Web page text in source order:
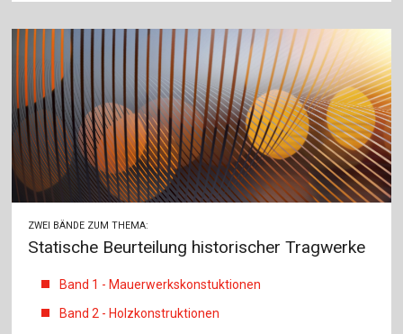
ZWEI BÄNDE ZUM THEMA:
Statische Beurteilung historischer Tragwerke
Band 1 - Mauerwerkskonstuktionen
Band 2 - Holzkonstruktionen